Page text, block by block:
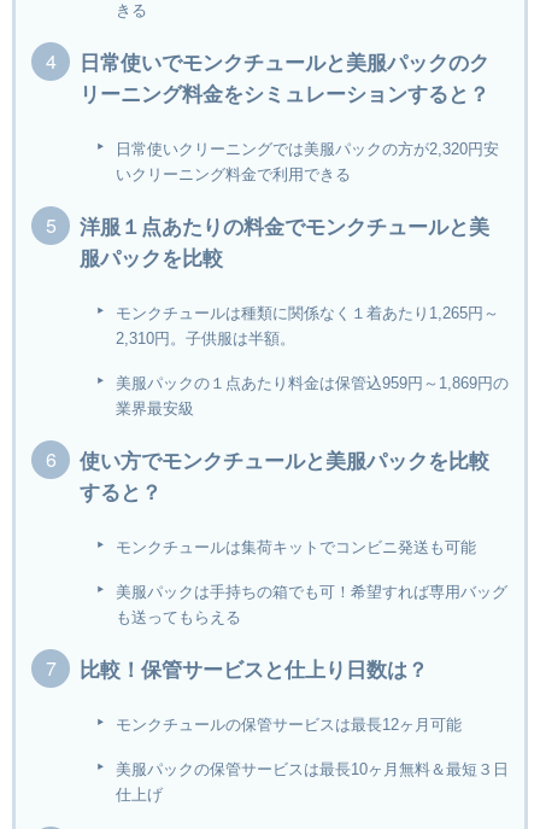
きる
日常使いでモンクチュールと美服パックのク
リーニング料金をシミュレーションすると？
日常使いクリーニングでは美服パックの方が2,320円安
いクリーニング料金で利用できる
洋服１点あたりの料金でモンクチュールと美
服パックを比較
モンクチュールは種類に関係なく１着あたり1,265円～
2,310円。子供服は半額。
美服パックの１点あたり料金は保管込959円～1,869円の
業界最安級
使い方でモンクチュールと美服パックを比較
すると？
モンクチュールは集荷キットでコンビニ発送も可能
美服パックは手持ちの箱でも可！希望すれば専用バッグ
も送ってもらえる
比較！保管サービスと仕上り日数は？
モンクチュールの保管サービスは最長12ヶ月可能
美服パックの保管サービスは最長10ヶ月無料＆最短３日
仕上げ